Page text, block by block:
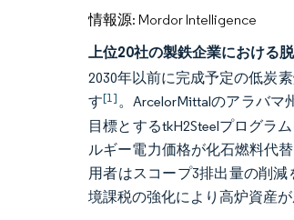
情報源: Mordor Intelligence
上位20社の製鉄企業における
2030年以前に完成予定の低炭
す[1]。ArcelorMittalのアラバマ
目標とするtkH2Steelプログラ
ルギー電力価格が化石燃料代
用者はスコープ3排出量の削
境課税の強化により高炉資産